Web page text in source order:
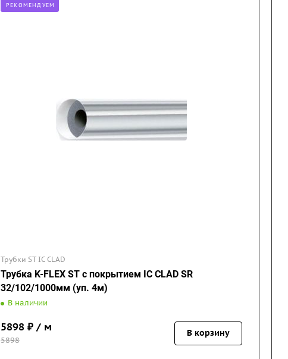
РЕКОМЕНДУЕМ
Трубки ST IC CLAD
Трубка K-FLEX ST с покрытием IC CLAD SR
32/102/1000мм (уп. 4м)
В наличии
5898 ₽ / м
5898
В корзину